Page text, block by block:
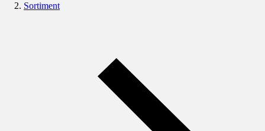
Sortiment